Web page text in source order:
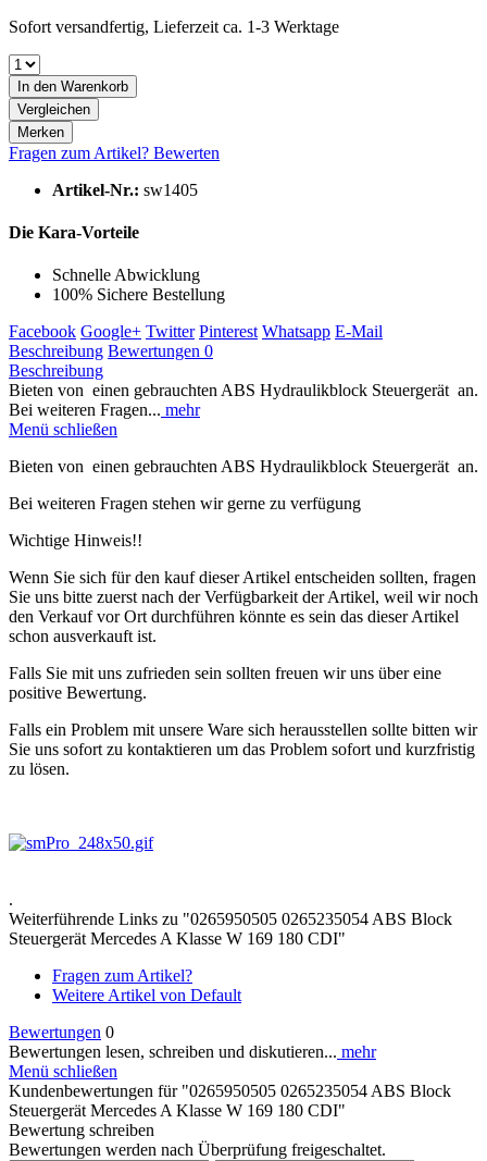
Sofort versandfertig, Lieferzeit ca. 1-3 Werktage
In den Warenkorb
Vergleichen
Merken
Fragen zum Artikel? Bewerten
Artikel-Nr.: sw1405
Die Kara-Vorteile
Schnelle Abwicklung
100% Sichere Bestellung
Facebook Google+ Twitter Pinterest Whatsapp E-Mail
Beschreibung Bewertungen 0
Beschreibung
Bieten von einen gebrauchten ABS Hydraulikblock Steuergerät an.
Bei weiteren Fragen... mehr
Menü schließen
Bieten von einen gebrauchten ABS Hydraulikblock Steuergerät an.
Bei weiteren Fragen stehen wir gerne zu verfügung
Wichtige Hinweis!!
Wenn Sie sich für den kauf dieser Artikel entscheiden sollten, fragen
Sie uns bitte zuerst nach der Verfügbarkeit der Artikel, weil wir noch
den Verkauf vor Ort durchführen könnte es sein das dieser Artikel
schon ausverkauft ist.
Falls Sie mit uns zufrieden sein sollten freuen wir uns über eine
positive Bewertung.
Falls ein Problem mit unsere Ware sich herausstellen sollte bitten wir
Sie uns sofort zu kontaktieren um das Problem sofort und kurzfristig
zu lösen.
.
Weiterführende Links zu "0265950505 0265235054 ABS Block
Steuergerät Mercedes A Klasse W 169 180 CDI"
Fragen zum Artikel?
Weitere Artikel von Default
Bewertungen 0
Bewertungen lesen, schreiben und diskutieren... mehr
Menü schließen
Kundenbewertungen für "0265950505 0265235054 ABS Block
Steuergerät Mercedes A Klasse W 169 180 CDI"
Bewertung schreiben
Bewertungen werden nach Überprüfung freigeschaltet.